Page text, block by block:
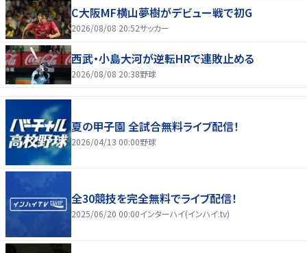
C大阪MF横山夢樹がデビュー戦で初G
2026/08/08 20:52サッカー
西武・小島大河が逆転HRで連敗止める
2026/08/08 20:38野球
夏の甲子園 全試合無料ライブ配信！
2026/04/13 00:00野球
全30競技を完全無料でライブ配信！
2025/06/20 00:00インターハイ(インハイ.tv)